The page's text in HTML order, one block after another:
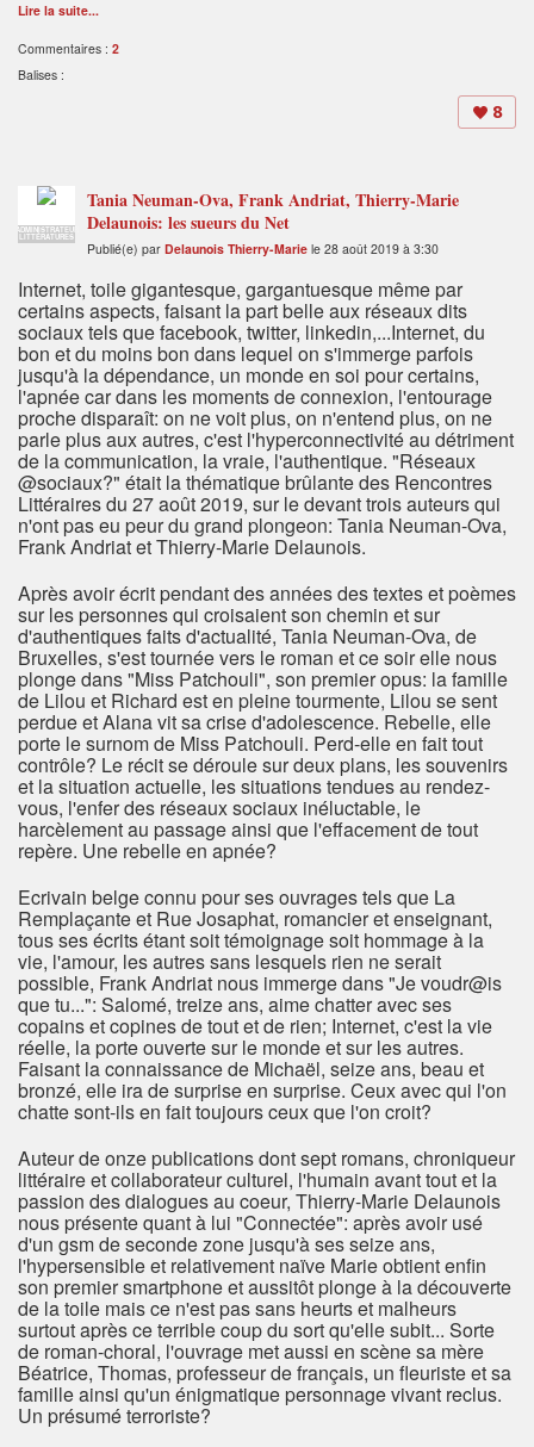
Lire la suite...
Commentaires : 2
Balises :
8
ADMINISTRATEUR
LITTÉRATURES
Tania Neuman-Ova, Frank Andriat, Thierry-Marie
Delaunois: les sueurs du Net
Publié(e) par Delaunois Thierry-Marie le 28 août 2019 à 3:30
Internet, toile gigantesque, gargantuesque même par
certains aspects, faisant la part belle aux réseaux dits
sociaux tels que facebook, twitter, linkedin,...Internet, du
bon et du moins bon dans lequel on s'immerge parfois
jusqu'à la dépendance, un monde en soi pour certains,
l'apnée car dans les moments de connexion, l'entourage
proche disparaît: on ne voit plus, on n'entend plus, on ne
parle plus aux autres, c'est l'hyperconnectivité au détriment
de la communication, la vraie, l'authentique. "Réseaux
@sociaux?" était la thématique brûlante des Rencontres
Littéraires du 27 août 2019, sur le devant trois auteurs qui
n'ont pas eu peur du grand plongeon: Tania Neuman-Ova,
Frank Andriat et Thierry-Marie Delaunois.
Après avoir écrit pendant des années des textes et poèmes
sur les personnes qui croisaient son chemin et sur
d'authentiques faits d'actualité, Tania Neuman-Ova, de
Bruxelles, s'est tournée vers le roman et ce soir elle nous
plonge dans "Miss Patchouli", son premier opus: la famille
de Lilou et Richard est en pleine tourmente, Lilou se sent
perdue et Alana vit sa crise d'adolescence. Rebelle, elle
porte le surnom de Miss Patchouli. Perd-elle en fait tout
contrôle? Le récit se déroule sur deux plans, les souvenirs
et la situation actuelle, les situations tendues au rendez-
vous, l'enfer des réseaux sociaux inéluctable, le
harcèlement au passage ainsi que l'effacement de tout
repère. Une rebelle en apnée?
Ecrivain belge connu pour ses ouvrages tels que La
Remplaçante et Rue Josaphat, romancier et enseignant,
tous ses écrits étant soit témoignage soit hommage à la
vie, l'amour, les autres sans lesquels rien ne serait
possible, Frank Andriat nous immerge dans "Je voudr@is
que tu...": Salomé, treize ans, aime chatter avec ses
copains et copines de tout et de rien; Internet, c'est la vie
réelle, la porte ouverte sur le monde et sur les autres.
Faisant la connaissance de Michaël, seize ans, beau et
bronzé, elle ira de surprise en surprise. Ceux avec qui l'on
chatte sont-ils en fait toujours ceux que l'on croit?
Auteur de onze publications dont sept romans, chroniqueur
littéraire et collaborateur culturel, l'humain avant tout et la
passion des dialogues au coeur, Thierry-Marie Delaunois
nous présente quant à lui "Connectée": après avoir usé
d'un gsm de seconde zone jusqu'à ses seize ans,
l'hypersensible et relativement naïve Marie obtient enfin
son premier smartphone et aussitôt plonge à la découverte
de la toile mais ce n'est pas sans heurts et malheurs
surtout après ce terrible coup du sort qu'elle subit... Sorte
de roman-choral, l'ouvrage met aussi en scène sa mère
Béatrice, Thomas, professeur de français, un fleuriste et sa
famille ainsi qu'un énigmatique personnage vivant reclus.
Un présumé terroriste?